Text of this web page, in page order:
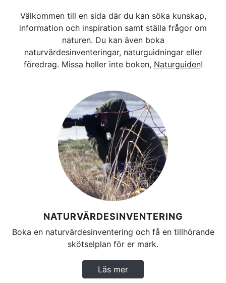
Välkommen till en sida där du kan söka kunskap,
information och inspiration samt ställa frågor om
naturen. Du kan även boka
naturvärdesinventeringar, naturguidningar eller
föredrag. Missa heller inte boken, Naturguiden!
NATURVÄRDESINVENTERING
Boka en naturvärdesinventering och få en tillhörande
skötselplan för er mark.
Läs mer